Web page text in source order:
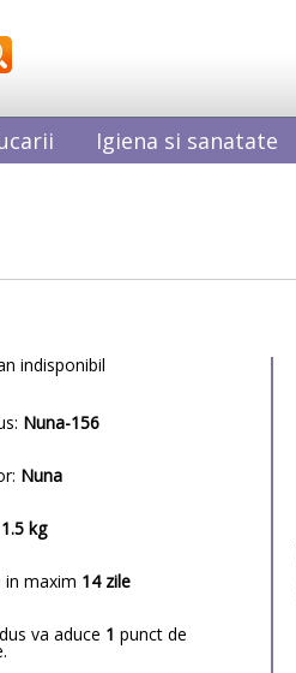
Igiena si sanatate
indisponibil
Nuna-156
Nuna
1.5 kg
in maxim 14 zile
va aduce 1 punct de
.